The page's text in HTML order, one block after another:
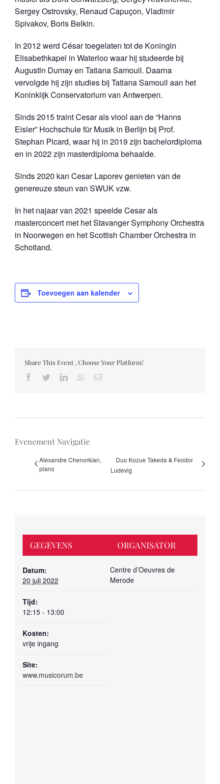
Sergey Ostrovsky, Renaud Capuçon, Vladimir
Spivakov, Boris Belkin.
In 2012 werd César toegelaten tot de Koningin
Elisabethkapel in Waterloo waar hij studeerde bij
Augustin Dumay en Tatiana Samouil. Daarna
vervolgde hij zijn studies bij Tatiana Samouil aan het
Koninklijk Conservatorium van Antwerpen.
Sinds 2015 traint Cesar als viool aan de “Hanns
Eisler” Hochschule für Musik in Berlijn bij Prof.
Stephan Picard, waar hij in 2019 zijn bachelordiploma
en in 2022 zijn masterdiploma behaalde.
Sinds 2020 kan Cesar Laporev genieten van de
genereuze steun van SWUK vzw.
In het najaar van 2021 speelde Cesar als
masterconcert met het Stavanger Symphony Orchestra
in Noorwegen en het Scottish Chamber Orchestra in
Schotland.
Toevoegen aan kalender
Share This Event , Choose Your Platform!
Facebook
TwitterLinkedInWhatsapp
Email
Evenement Navigatie
Alexandre Chenorkian,
piano
Duo Kozue Takeda & Feodor
Ludevig
GEGEVENS
Datum:
20 juli 2022
Tijd:
12:15 - 13:00
Kosten:
vrije ingang
Site:
www.musicorum.be
ORGANISATOR
Centre d’Oeuvres de
Merode